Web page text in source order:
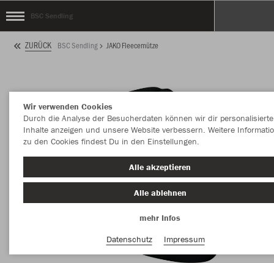
BSC Sendling
ZURÜCK BSC Sendling JAKO Fleecemütze
Wir verwenden Cookies
Durch die Analyse der Besucherdaten können wir dir personalisierte
Inhalte anzeigen und unsere Website verbessern. Weitere
zu den Cookies findest Du in den Einstellungen.
Alle akzeptieren
Alle ablehnen
mehr Infos
Datenschutz
Impressum